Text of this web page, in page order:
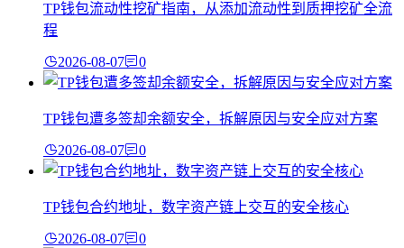
TP钱包流动性挖矿指南，从添加流动性到质押挖矿全流
程
2026-08-07 0
TP钱包遭多签却余额安全，拆解原因与安全应对方案
2026-08-07 0
TP钱包合约地址，数字资产链上交互的安全核心
2026-08-07 0